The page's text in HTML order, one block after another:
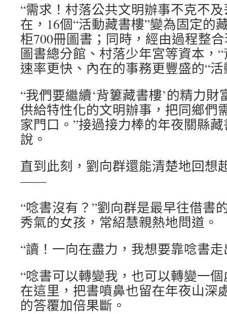
“需求！村落公共文明辦事不克不
在，16個“活動藏書樓”變為固定的
柜700冊圖書；同時，經由過程整
圖書總分館、村落少年宮等資本，
速率更快、內在的事務更豐盛的“
“我們要繼續‘背簍藏書樓’的精力
供給特性化的文明辦事，把同鄉們
家門口。”接過接力棒的年夜關縣
說。
直到此刻，劉向群還能清楚地回想
——
“唸書沒有？”劉向群是最早往借書
秀氣的女孩，常紹慧親熱地問道。
“讀！一向在盡力，我想要靠唸書
“唸書可以轉變我，也可以轉變一
在這里，把書噴鼻也留在年夜山深
的答覆加倍果斷。